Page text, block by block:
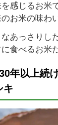
感じるお米
お米の味わ
あっさりし
食べるお米
年以上続
キ